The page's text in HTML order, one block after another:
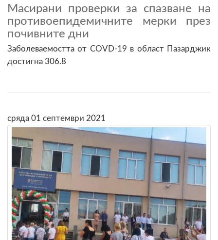
Масирани проверки за спазване на
противоепидемичните мерки през
почивните дни
Заболеваемостта от COVD-19 в област Пазарджик
достигна 306.8
сряда 01 септември 2021